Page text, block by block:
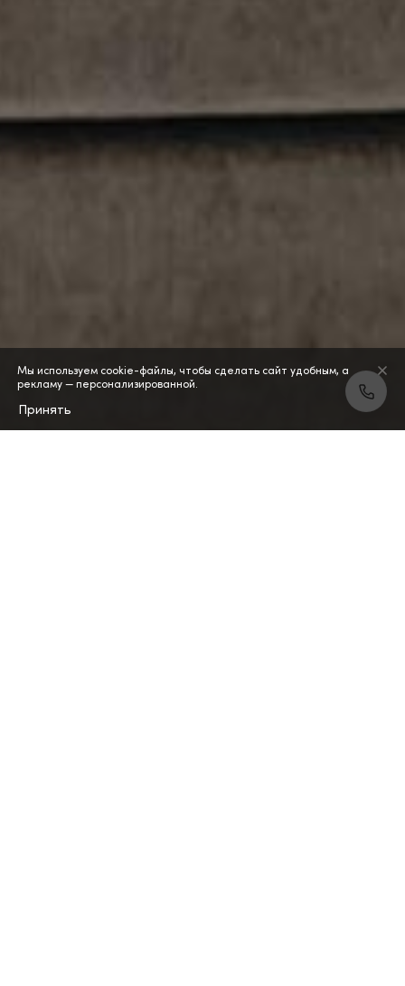
Мы используем cookie-файлы, чтобы сделать сайт удобным, а
рекламу — персонализированной.
Принять